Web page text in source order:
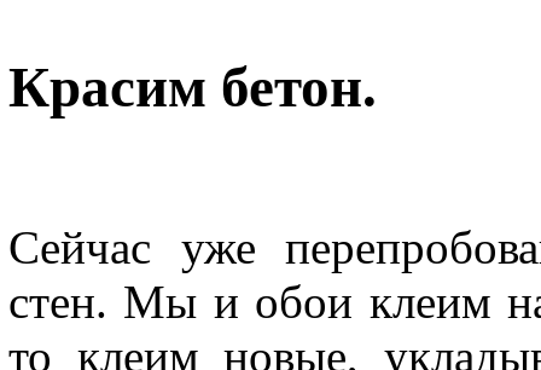
Красим бетон.
Сейчас уже
стен. Мы и обои клеим
то клеим новые,